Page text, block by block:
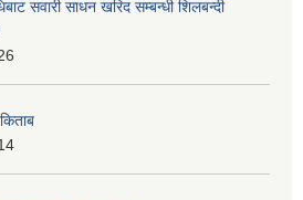
सवारी साधन खरिद सम्बन्धी शिलबन्दी